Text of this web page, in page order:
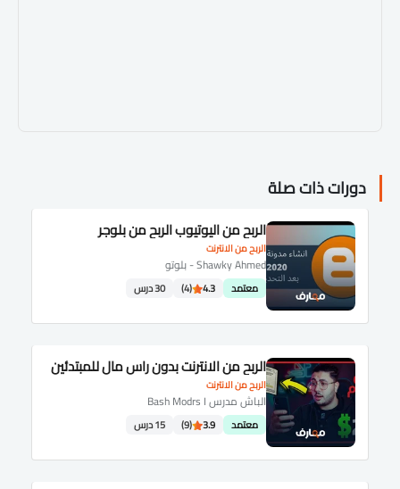
دورات ذات صلة
الربح من الانترنت
الربح من اليوتيوب الربح من بلوجر
Shawky Ahmed - بلوتو
معتمد 4.3
(4) 30 درس
الربح من الانترنت
الربح من الانترنت بدون راس مال للمبتدئين
الباش مدرس Bash Modrs I
معتمد 3.9
(9) 15 درس